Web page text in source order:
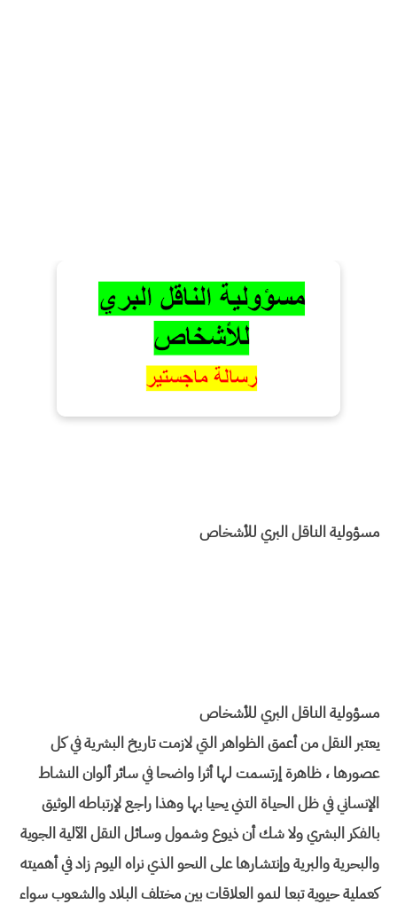
مسؤولية الناقل البري للأشخاص
مسؤولية الناقل البري للأشخاص
يعتبر النقل من أعمق الظواهر التي لازمت تاريخ البشرية في كل
عصورها ، ظاهرة إرتسمت لها أثرا واضحا في سائر ألوان النشاط
الإنساني في ظل الحياة التني يحيا بها وهذا راجع لإرتباطه الوثيق
بالفكر البشري ولا شك أن ذيوع وشمول وسائل النقل الآلية الجوية
والبحرية والبرية وإنتشارها على النحو الذي نراه اليوم زاد في أهميته
كعملية حيوية تبعا لنمو العلاقات بين مختلف البلاد والشعوب سواء